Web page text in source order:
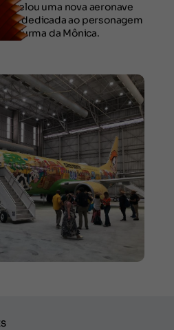
revelou uma nova aeronave
dedicada ao personagem
da Turma da Mônica.